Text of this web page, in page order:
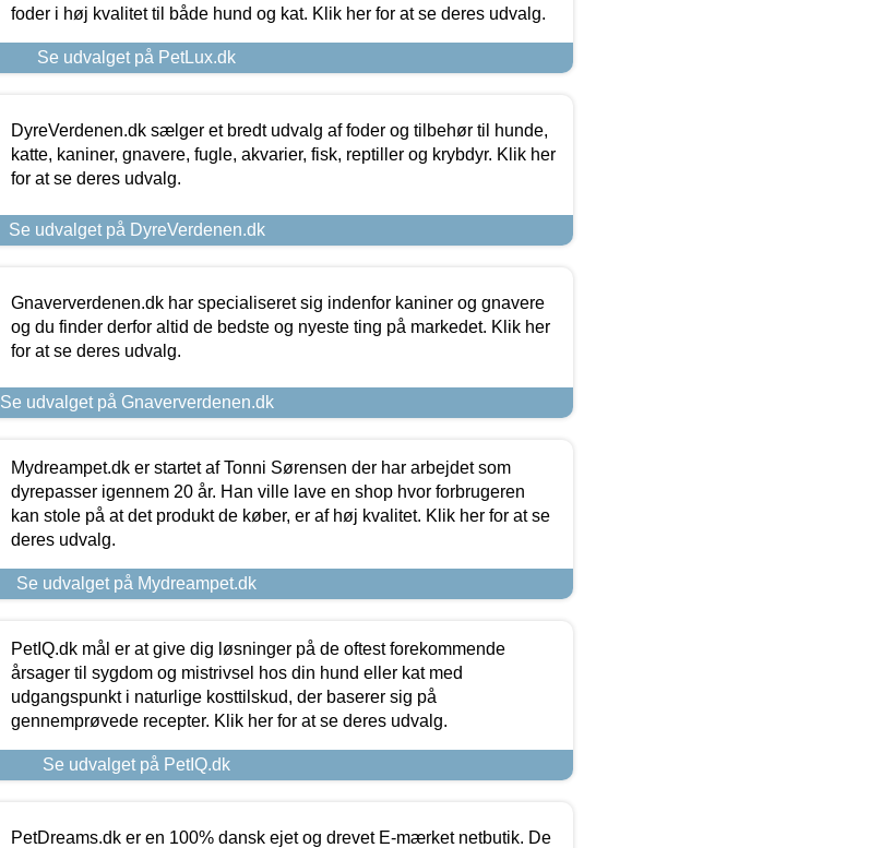
foder i høj kvalitet til både hund og kat. Klik her for at se deres udvalg.
Se udvalget på PetLux.dk
DyreVerdenen.dk sælger et bredt udvalg af foder og tilbehør til hunde,
katte, kaniner, gnavere, fugle, akvarier, fisk, reptiller og krybdyr. Klik her
for at se deres udvalg.
Se udvalget på DyreVerdenen.dk
Gnaververdenen.dk har specialiseret sig indenfor kaniner og gnavere
og du finder derfor altid de bedste og nyeste ting på markedet. Klik her
for at se deres udvalg.
Se udvalget på Gnaververdenen.dk
Mydreampet.dk er startet af Tonni Sørensen der har arbejdet som
dyrepasser igennem 20 år. Han ville lave en shop hvor forbrugeren
kan stole på at det produkt de køber, er af høj kvalitet. Klik her for at se
deres udvalg.
Se udvalget på Mydreampet.dk
PetIQ.dk mål er at give dig løsninger på de oftest forekommende
årsager til sygdom og mistrivsel hos din hund eller kat med
udgangspunkt i naturlige kosttilskud, der baserer sig på
gennemprøvede recepter. Klik her for at se deres udvalg.
Se udvalget på PetIQ.dk
PetDreams.dk er en 100% dansk ejet og drevet E-mærket netbutik. De